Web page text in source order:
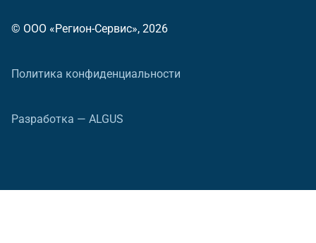
© ООО «Регион-Сервис», 2026
Политика конфиденциальности
Разработка — ALGUS